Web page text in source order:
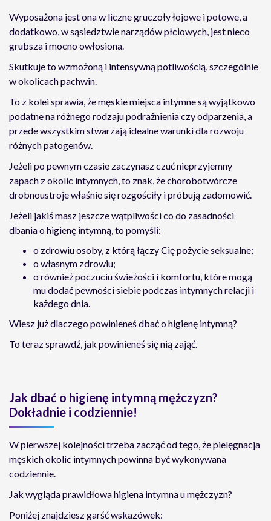
Wyposażona jest ona w liczne gruczoły łojowe i potowe, a
dodatkowo, w sąsiedztwie narządów płciowych, jest nieco
grubsza i mocno owłosiona.
Skutkuje to wzmożoną i intensywną potliwością, szczególnie
w okolicach pachwin.
To z kolei sprawia, że męskie miejsca intymne są wyjątkowo
podatne na różnego rodzaju podrażnienia czy odparzenia, a
przede wszystkim stwarzają idealne warunki dla rozwoju
różnych patogenów.
Jeżeli po pewnym czasie zaczynasz czuć nieprzyjemny
zapach z okolic intymnych, to znak, że chorobotwórcze
drobnoustroje właśnie się rozgościły i próbują zadomowić.
Jeżeli jakiś masz jeszcze wątpliwości co do zasadności
dbania o higienę intymną, to pomyśli:
o zdrowiu osoby, z którą łączy Cię pożycie seksualne;
o własnym zdrowiu;
o również poczuciu świeżości i komfortu, które mogą
mu dodać pewności siebie podczas intymnych relacji i
każdego dnia.
Wiesz już dlaczego powinieneś dbać o higienę intymną?
To teraz sprawdź, jak powinieneś się nią zająć.
Jak dbać o higienę intymną mężczyzn?
Dokładnie i codziennie!
W pierwszej kolejności trzeba zacząć od tego, że pielęgnacja
męskich okolic intymnych powinna być wykonywana
codziennie.
Jak wygląda prawidłowa higiena intymna u mężczyzn?
Poniżej znajdziesz garść wskazówek: